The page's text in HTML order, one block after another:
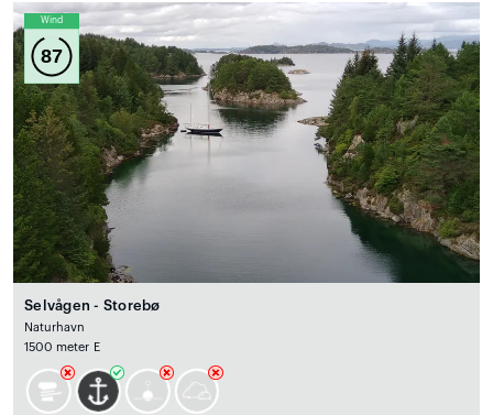
Wind
87
Selvågen - Storebø
Naturhavn
1500 meter E